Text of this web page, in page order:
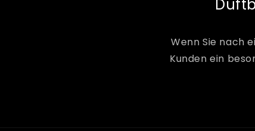
Wenn Sie nach
Kunden ein